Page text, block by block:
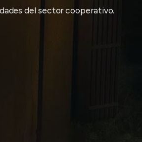
del sector cooperativo.